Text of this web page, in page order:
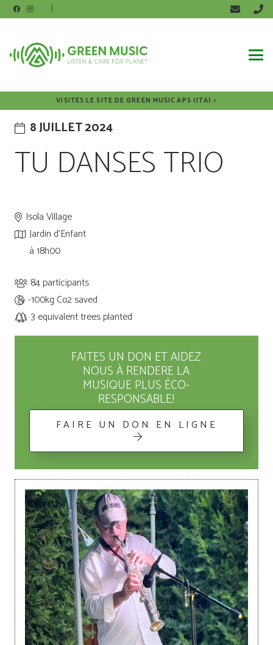
|
VISITES LE SITE DE GREEN MUSIC APS (ITA) >
8 JUILLET 2024
TU DANSES TRIO
Isola Village
Jardin d'Enfant
à 18h00
84participants
-100kg Co2 saved
3 equivalent trees planted
FAITES UN DON ET AIDEZ
NOUS À RENDERE LA
MUSIQUE PLUS ÉCO-
RESPONSABLE!
FAIRE UN DON EN LIGNE